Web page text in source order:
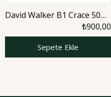
David Walker B1 Crace 50
ml Kadın Parfüm | Aromatic
₺900,00
Sepete Ekle